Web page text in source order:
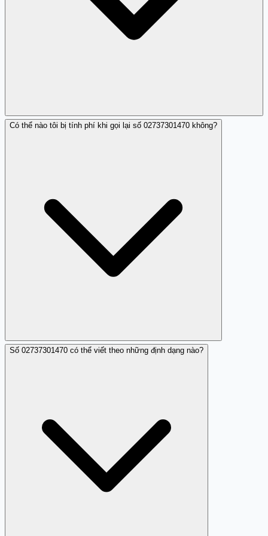
Không, nếu bạn không nghe máy thì không có vấn đề gì
Có thể nào tôi bị tính phí khi gọi lại số 02737301470 không?
Có thể, nên tốt nhất là không gọi lại số này.
Số 02737301470 có thể viết theo những định dạng nào?